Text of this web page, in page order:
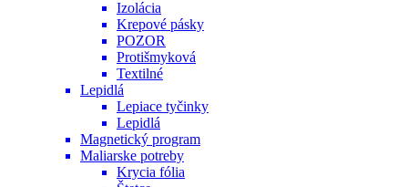
Izolácia
Krepové pásky
POZOR
Protišmyková
Textilné
Lepidlá
Lepiace tyčinky
Lepidlá
Magnetický program
Maliarske potreby
Krycia fólia